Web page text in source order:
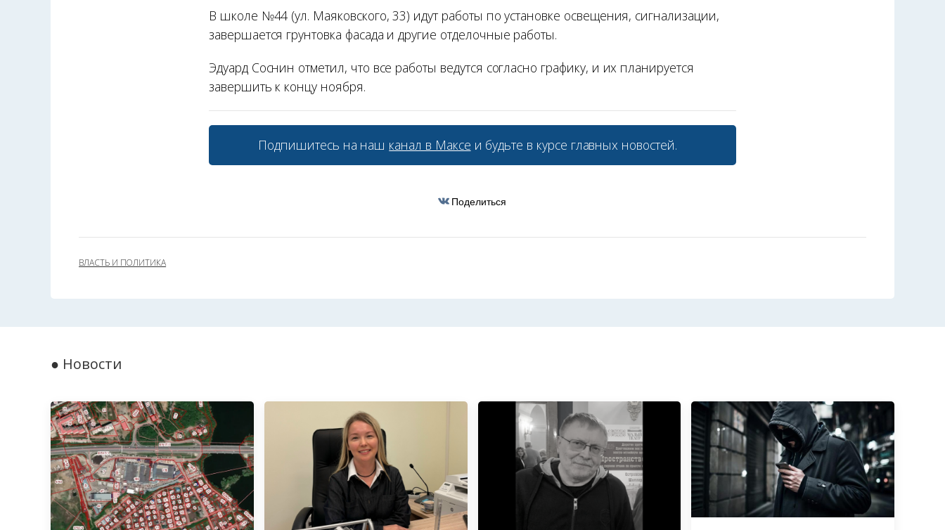
В школе №44 (ул. Маяковского, 33) идут работы по установке освещения, сигнализации,
завершается грунтовка фасада и другие отделочные работы.
Эдуард Соснин отметил, что все работы ведутся согласно графику, и их планируется
завершить к концу ноября.
Подпишитесь на наш канал в Максе и будьте в курсе главных новостей.
Поделиться
ВЛАСТЬ И ПОЛИТИКА
● Новости